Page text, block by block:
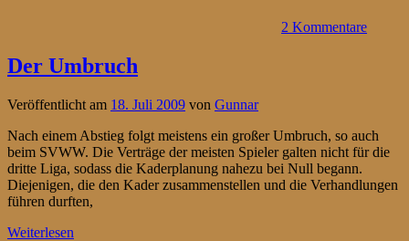
2 Kommentare
Der Umbruch
Veröffentlicht am 18. Juli 2009 von Gunnar
Nach einem Abstieg folgt meistens ein großer Umbruch, so auch
beim SVWW. Die Verträge der meisten Spieler galten nicht für die
dritte Liga, sodass die Kaderplanung nahezu bei Null begann.
Diejenigen, die den Kader zusammenstellen und die Verhandlungen
führen durften,
Weiterlesen